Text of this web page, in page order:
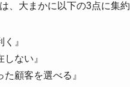
、大まかに以下の3点に集約
』
ない』
顧客を選べる』